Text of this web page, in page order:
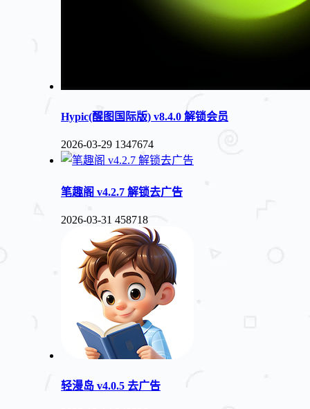
Hypic(醒图国际版) v8.4.0 解锁会员
2026-03-29 1347674
笔趣阁 v4.2.7 解锁去广告
2026-03-31 458718
轻漫岛 v4.0.5 去广告